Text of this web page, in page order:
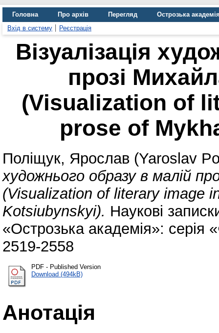
Головна Про архів Перегляд
Острозька
Вхід в систему
Реєстрація
Візуалізація
прозі
(Visualization of
prose of
Поліщук, Ярослав (Yaroslav
художнього образу в малій
(Visualization of literary image
Kotsiubynskyi). Наукові
«Острозька академія»: серія
2519-2558
PDF - Published Version
Download (494kB)
Анотація